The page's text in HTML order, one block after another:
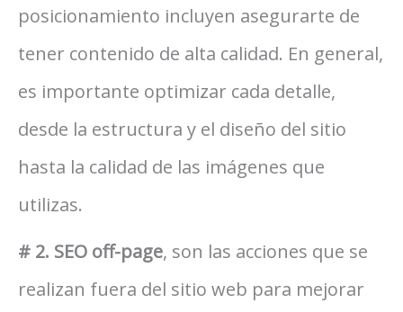
posicionamiento incluyen asegurarte de
tener contenido de alta calidad. En general,
es importante optimizar cada detalle,
desde la estructura y el diseño del sitio
hasta la calidad de las imágenes que
utilizas.
# 2. SEO off-page, son las acciones que se
realizan fuera del sitio web para mejorar